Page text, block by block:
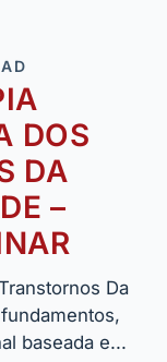
DOS
DA
–
Da
baseada e...